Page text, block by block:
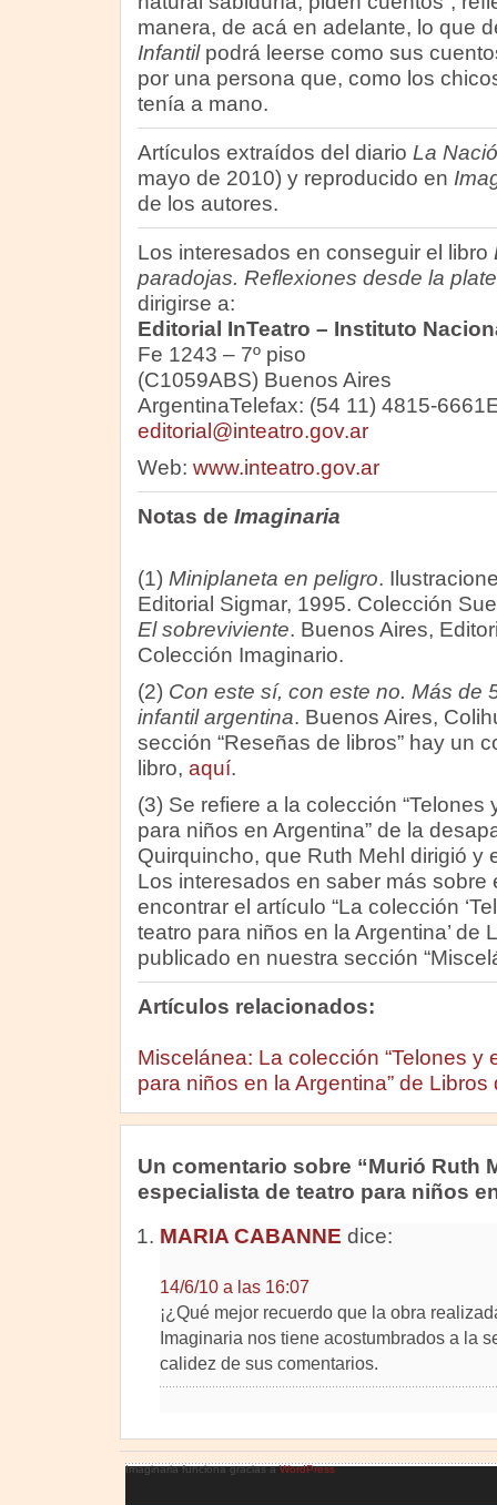
manera, de acá en adelante, lo que
Infantilpodrá leerse como sus
por una persona que, como los
tenía a mano.
Artículos extraídos del diario La
mayo de 2010) y reproducido en
de los autores.
Los interesados en conseguir el libro
paradojas. Reflexiones desde la
dirigirse a:
Editorial InTeatro – Instituto
Fe 1243 – 7º piso
(C1059ABS) Buenos Aires
ArgentinaTelefax: (54 11) 4815-
editorial@inteatro.gov.ar
Web: www.inteatro.gov.ar
Notas de Imaginaria
(1) Miniplaneta en peligro.
Editorial Sigmar, 1995. Colección
El sobreviviente. Buenos Aires,
Colección Imaginario.
(2) Con este sí, con este no. Más de
infantil argentina. Buenos Aires,
sección “Reseñas de libros” hay un
libro, aquí.
(3) Se refiere a la colección “Telones
para niños en Argentina” de la
Quirquincho, que Ruth Mehl dirigió y
Los interesados en saber más sobre
encontrar el artículo “La colección
teatro para niños en la Argentina’ de
publicado en nuestra sección
Artículos relacionados:
Miscelánea: La colección “Telones y
para niños en la Argentina” de
Un comentario sobre “Murió Ruth
especialista de teatro para niños
MARIA CABANNE dice:
14/6/10 a las 16:07
¡¿Qué mejor recuerdo que la obra
Imaginaria nos tiene acostumbrados a la
calidez de sus comentarios.
Imaginaria funciona gracias aWordPress